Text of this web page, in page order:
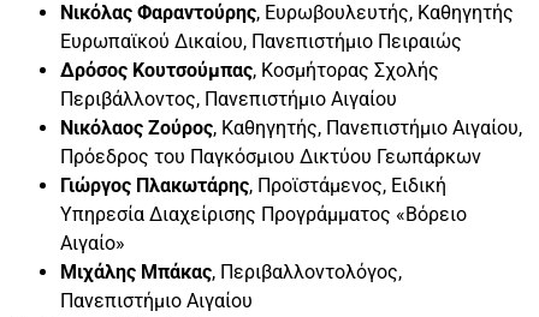
Νικόλας Φαραντούρης, Ευρωβουλευτής, Καθηγητής
Ευρωπαϊκού Δικαίου, Πανεπιστήμιο Πειραιώς
Δρόσος Κουτσούμπας, Κοσμήτορας Σχολής
Περιβάλλοντος, Πανεπιστήμιο Αιγαίου
Νικόλαος Ζούρος, Καθηγητής, Πανεπιστήμιο Αιγαίου,
Πρόεδρος του Παγκόσμιου Δικτύου Γεωπάρκων
Γιώργος Πλακωτάρης, Προϊστάμενος, Ειδική
Υπηρεσία Διαχείρισης Προγράμματος «Βόρειο
Αιγαίο»
Μιχάλης Μπάκας, Περιβαλλοντολόγος,
Πανεπιστήμιο Αιγαίου